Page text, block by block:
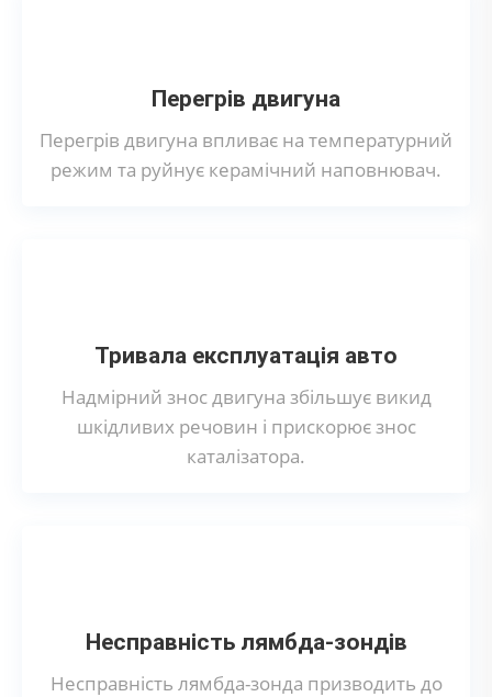
Перегрів двигуна
Перегрів двигуна впливає на температурний
режим та руйнує керамічний наповнювач.
Тривала експлуатація авто
Надмірний знос двигуна збільшує викид
шкідливих речовин і прискорює знос
каталізатора.
Несправність лямбда-зондів
Несправність лямбда-зонда призводить до